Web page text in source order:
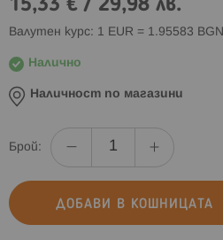
15,33 € / 29,98 лв.
Валутен курс: 1 EUR = 1.95583 BGN
Налично
Наличност по магазини
Брой:
ДОБАВИ В КОШНИЦАТА